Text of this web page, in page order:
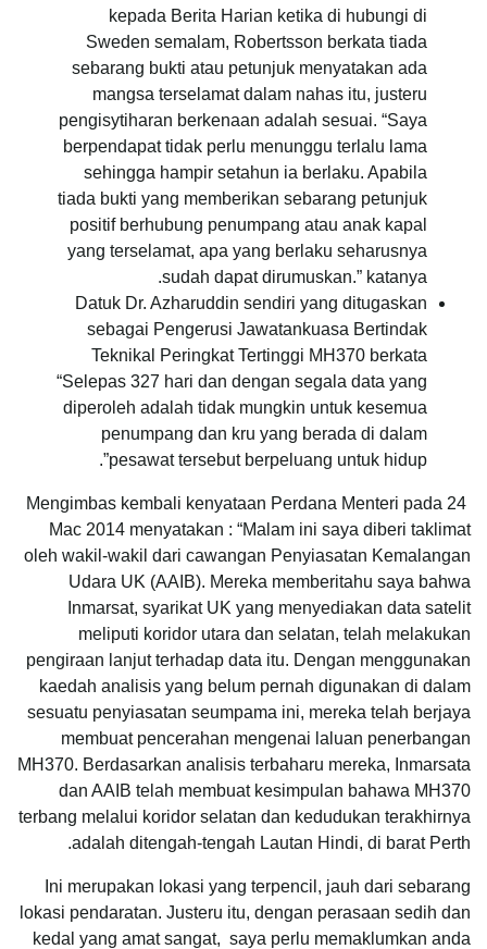
kepada Berita Harian ketika di hubungi di
Sweden semalam, Robertsson berkata tiada
sebarang bukti atau petunjuk menyatakan ada
mangsa terselamat dalam nahas itu, justeru
pengisytiharan berkenaan adalah sesuai. “Saya
berpendapat tidak perlu menunggu terlalu lama
sehingga hampir setahun ia berlaku. Apabila
tiada bukti yang memberikan sebarang petunjuk
positif berhubung penumpang atau anak kapal
yang terselamat, apa yang berlaku seharusnya
sudah dapat dirumuskan.” katanya.
Datuk Dr. Azharuddin sendiri yang ditugaskan
sebagai Pengerusi Jawatankuasa Bertindak
Teknikal Peringkat Tertinggi MH370 berkata
“Selepas 327 hari dan dengan segala data yang
diperoleh adalah tidak mungkin untuk kesemua
penumpang dan kru yang berada di dalam
pesawat tersebut berpeluang untuk hidup”.
Mengimbas kembali kenyataan Perdana Menteri pada 24
Mac 2014 menyatakan : “Malam ini saya diberi taklimat
oleh wakil-wakil dari cawangan Penyiasatan Kemalangan
Udara UK (AAIB). Mereka memberitahu saya bahwa
Inmarsat, syarikat UK yang menyediakan data satelit
meliputi koridor utara dan selatan, telah melakukan
pengiraan lanjut terhadap data itu. Dengan menggunakan
kaedah analisis yang belum pernah digunakan di dalam
sesuatu penyiasatan seumpama ini, mereka telah berjaya
membuat pencerahan mengenai laluan penerbangan
MH370. Berdasarkan analisis terbaharu mereka, Inmarsata
dan AAIB telah membuat kesimpulan bahawa MH370
terbang melalui koridor selatan dan kedudukan terakhirnya
adalah ditengah-tengah Lautan Hindi, di barat Perth.
Ini merupakan lokasi yang terpencil, jauh dari sebarang
lokasi pendaratan. Justeru itu, dengan perasaan sedih dan
kedal yang amat sangat, saya perlu memaklumkan anda